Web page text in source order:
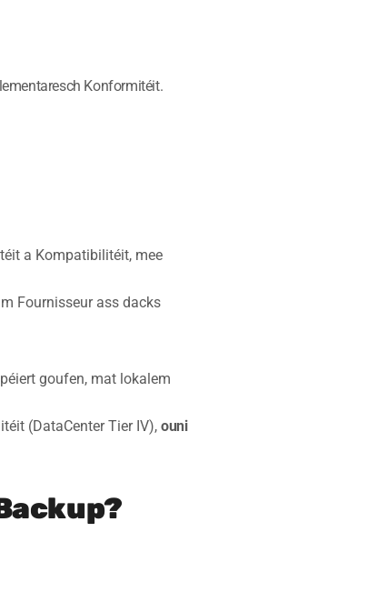
Konformitéit.
a Kompatibilitéit, mee
Fournisseur ass dacks
goufen, mat lokalem
(DataCenter Tier IV),ouni